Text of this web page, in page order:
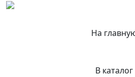
На
В каталог